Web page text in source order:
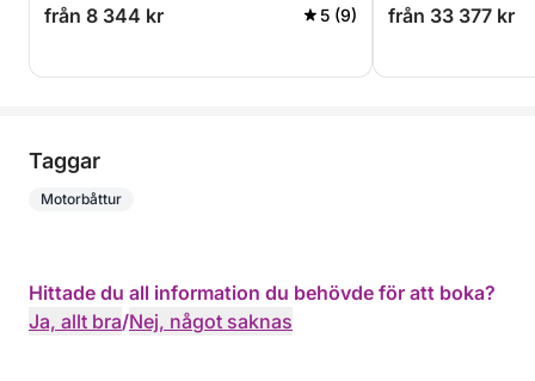
från 8 344 kr 5 (9) från 33 377 kr
Taggar
Motorbåttur
Hittade du all information du behövde för att boka?
Ja, allt bra/Nej, något saknas